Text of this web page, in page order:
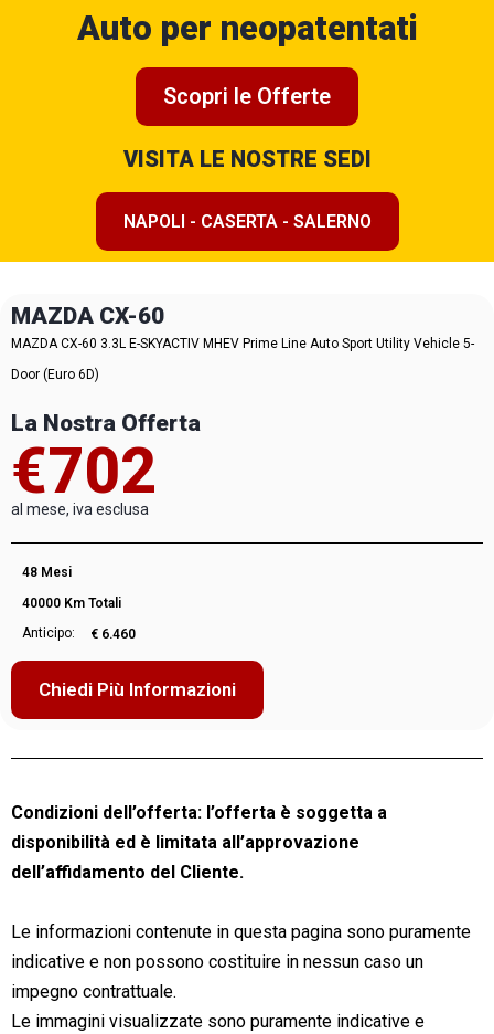
Auto per neopatentati
Scopri le Offerte
VISITA LE NOSTRE SEDI
NAPOLI - CASERTA - SALERNO
MAZDA CX-60
MAZDA CX-60 3.3L E-SKYACTIV MHEV Prime Line Auto Sport Utility Vehicle 5-
Door (Euro 6D)
La Nostra Offerta
€702
al mese, iva esclusa
48 Mesi
40000 Km Totali
Anticipo:
€ 6.460
Chiedi Più Informazioni
Condizioni dell’offerta: l’offerta è soggetta a
disponibilità ed è limitata all’approvazione
dell’affidamento del Cliente.
Le informazioni contenute in questa pagina sono puramente
indicative e non possono costituire in nessun caso un
impegno contrattuale.
Le immagini visualizzate sono puramente indicative e